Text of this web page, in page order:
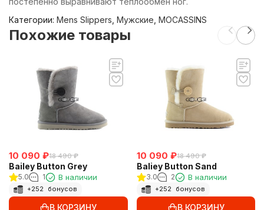
Категории: Mens Slippers Мужские MOCASSINS
Похожие товары
10 090 ₽18 490 ₽
Bailey Button Grey
5.0 1 В наличии
+252 бонусов
В КОРЗИНУ
10 090 ₽18 490 ₽
Baliey Button Sand
3.0 2 В наличии
+252 бонусов
В КОРЗИНУ